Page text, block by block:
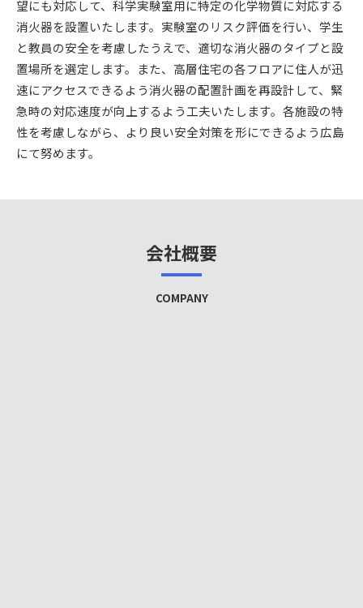
望にも対応して、科学実験室用に特定の化学物質に対応する
消火器を設置いたします。実験室のリスク評価を行い、学生
と教員の安全を考慮したうえで、適切な消火器のタイプと設
置場所を選定します。また、高層住宅の各フロアに住人が迅
速にアクセスできるよう消火器の配置計画を再設計して、緊
急時の対応速度が向上するよう工夫いたします。各施設の特
性を考慮しながら、より良い安全対策を形にできるよう広島
にて努めます。
会社概要
COMPANY